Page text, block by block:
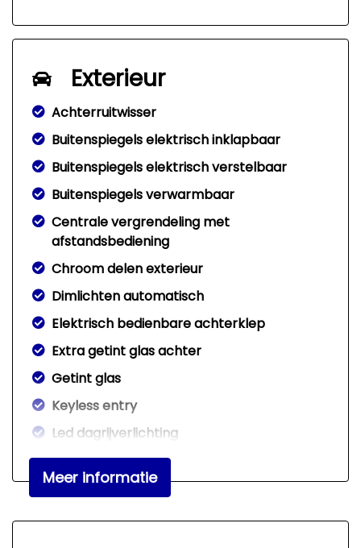
Exterieur
Achterruitwisser
Buitenspiegels elektrisch inklapbaar
Buitenspiegels elektrisch verstelbaar
Buitenspiegels verwarmbaar
Centrale vergrendeling met
afstandsbediening
Chroom delen exterieur
Dimlichten automatisch
Elektrisch bedienbare achterklep
Extra getint glas achter
Getint glas
Keyless entry
Led dagrijverlichting
Lichtmetalen velgen 17"
Metaalkleur
Meer informatie